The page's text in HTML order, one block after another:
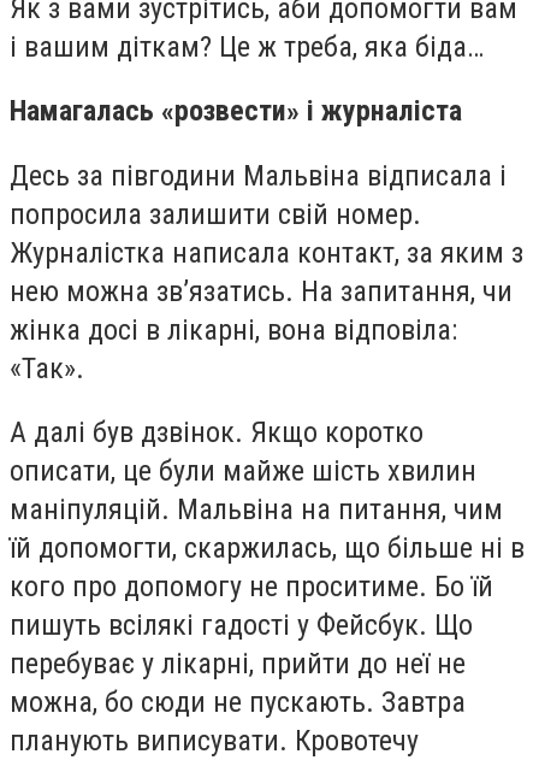
Як з вами зустрітись, аби допомогти вам
і вашим діткам? Це ж треба, яка біда…
Намагалась «розвести» і журналіста
Десь за півгодини Мальвіна відписала і
попросила залишити свій номер.
Журналістка написала контакт, за яким з
нею можна зв’язатись. На запитання, чи
жінка досі в лікарні, вона відповіла:
«Так».
А далі був дзвінок. Якщо коротко
описати, це були майже шість хвилин
маніпуляцій. Мальвіна на питання, чим
їй допомогти, скаржилась, що більше ні в
кого про допомогу не проситиме. Бо їй
пишуть всілякі гадості у Фейсбук. Що
перебуває у лікарні, прийти до неї не
можна, бо сюди не пускають. Завтра
планують виписувати. Кровотечу